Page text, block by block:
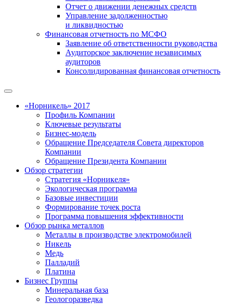
Отчет о движении денежных средств
Управление задолженностью
и ликвидностью
Финансовая отчетность по МСФО
Заявление об ответственности руководства
Аудиторское заключение независимых
аудиторов
Консолидированная финансовая отчетность
«Норникель» 2017
Профиль Компании
Ключевые результаты
Бизнес-модель
Обращение Председателя Совета директоров
Компании
Обращение Президента Компании
Обзор стратегии
Стратегия «Норникеля»
Экологическая программа
Базовые инвестиции
Формирование точек роста
Программа повышения эффективности
Обзор рынка металлов
Металлы в производстве электромобилей
Никель
Медь
Палладий
Платина
Бизнес Группы
Минеральная база
Геологоразведка